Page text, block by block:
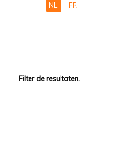
NL FR
Filter de resultaten.